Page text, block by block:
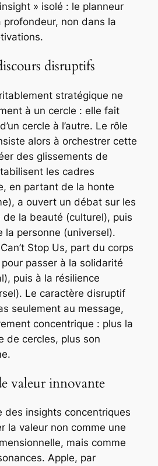
» isolé : le planneur
non dans la
disruptifs
stratégique ne
à un cercle : elle fait
cercle à l’autre. Le rôle
alors à orchestrer cette
des glissements de
les cadres
en partant de la honte
a ouvert un débat sur les
de la beauté (culturel), puis
la personne (universel).
Stop Us, part du corps
passer à la solidarité
puis à la résilience
Le caractère disruptif
seulement au message,
concentrique : plus la
de cercles, plus son
valeur innovante
des insights concentriques
la valeur non comme une
mais comme
Apple, par